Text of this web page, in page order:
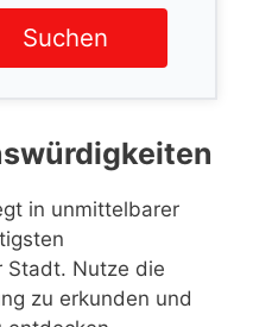
Suchen
in unmittelbarer
Stadt. Nutze die
zu erkunden und